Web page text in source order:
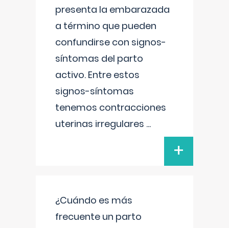
presenta la embarazada
a término que pueden
confundirse con signos-
síntomas del parto
activo. Entre estos
signos-síntomas
tenemos contracciones
uterinas irregulares ...
+
¿Cuándo es más
frecuente un parto